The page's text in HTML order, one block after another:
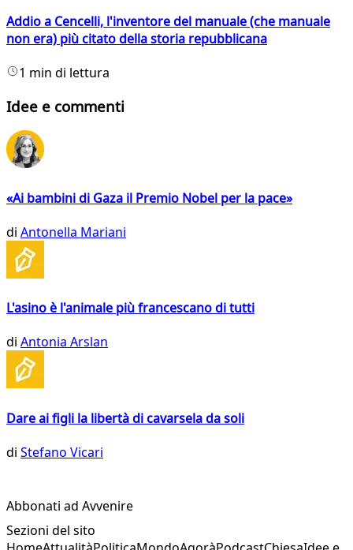
Addio a Cencelli, l'inventore del manuale (che manuale
non era) più citato della storia repubblicana
1 min di lettura
Idee e commenti
«Ai bambini di Gaza il Premio Nobel per la pace»
di Antonella Mariani
L'asino è l'animale più francescano di tutti
di Antonia Arslan
Dare ai figli la libertà di cavarsela da soli
di Stefano Vicari
Abbonati ad Avvenire
Sezioni del sito